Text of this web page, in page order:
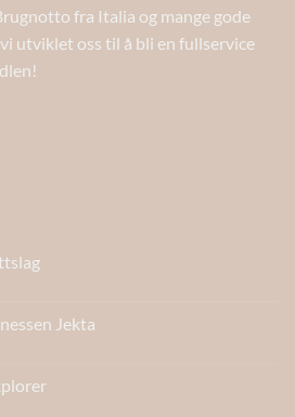
fra Italia og mange gode
utviklet oss til å bli en fullservice
Jekta